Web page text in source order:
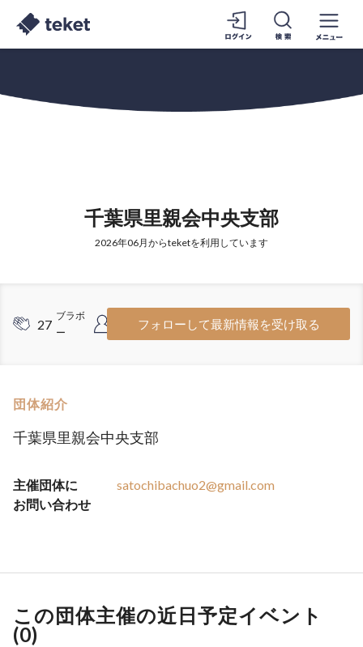
千葉県里親会中央支部
2026年06月からteketを利用しています
27
ブラボ
ー
ー
フォローして最新情報を受け取る
団体紹介
千葉県里親会中央支部
主催団体に
お問い合わせ
satochibachuo2@gmail.com
この団体主催の近日予定イベント
(0)